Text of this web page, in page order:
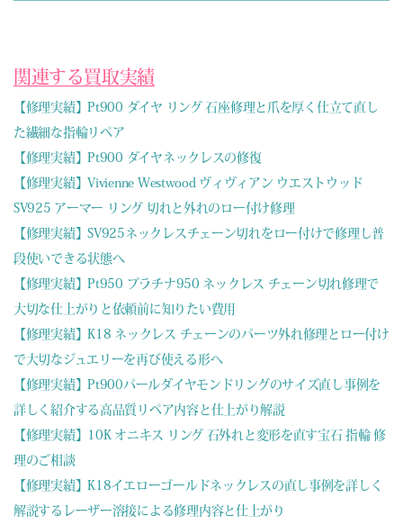
関連する買取実績
【修理実績】Pt900 ダイヤ リング 石座修理と爪を厚く仕立て直し
た繊細な指輪リペア
【修理実績】Pt900 ダイヤネックレスの修復
【修理実績】Vivienne Westwood ヴィヴィアン ウエストウッド
SV925 アーマー リング 切れと外れのロー付け修理
【修理実績】SV925ネックレスチェーン切れをロー付けで修理し普
段使いできる状態へ
【修理実績】Pt950 プラチナ950 ネックレス チェーン切れ修理で
大切な仕上がりと依頼前に知りたい費用
【修理実績】K18 ネックレス チェーンのパーツ外れ修理とロー付け
で大切なジュエリーを再び使える形へ
【修理実績】Pt900パールダイヤモンドリングのサイズ直し事例を
詳しく紹介する高品質リペア内容と仕上がり解説
【修理実績】10K オニキス リング 石外れと変形を直す宝石 指輪 修
理のご相談
【修理実績】K18イエローゴールドネックレスの直し事例を詳しく
解説するレーザー溶接による修理内容と仕上がり